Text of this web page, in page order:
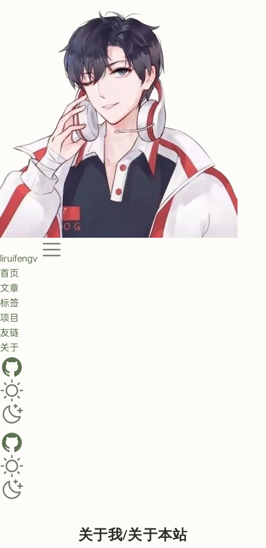
liruifengv
Menu
首页
文章
标签
项目
友链
关于
GitHub
Toggle dark/light theme
Toggle dark/light theme
关于我/关于本站